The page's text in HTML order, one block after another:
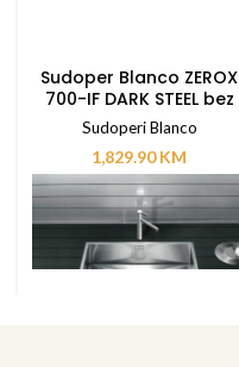
Sudoper Blanco ZEROX
700-IF DARK STEEL bez
dalj. upravlj.
Sudoperi Blanco
1,829.90KM